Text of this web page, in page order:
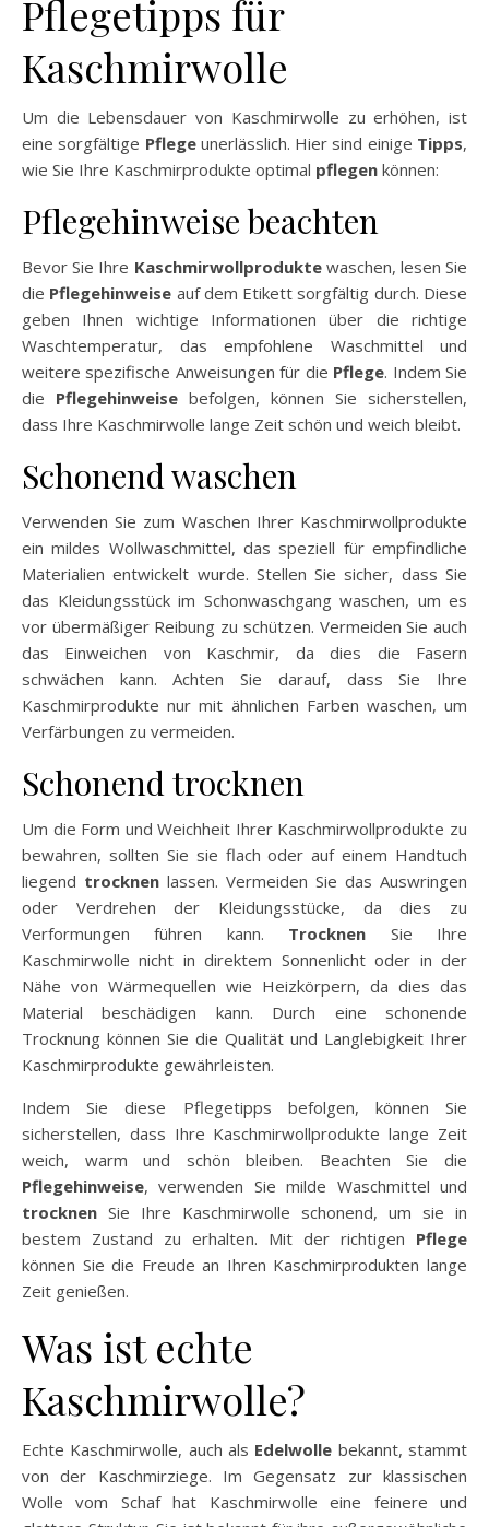
Pflegetipps für
Kaschmirwolle
Um die Lebensdauer von Kaschmirwolle zu erhöhen, ist
eine sorgfältige Pflegeunerlässlich. Hier sind einige Tipps,
wie Sie Ihre Kaschmirprodukte optimal pflegen können:
Pflegehinweise beachten
Bevor Sie Ihre Kaschmirwollproduktewaschen, lesen Sie
die Pflegehinweise auf dem Etikett sorgfältig durch. Diese
geben Ihnen wichtige Informationen über die richtige
Waschtemperatur, das empfohlene Waschmittel und
weitere spezifische Anweisungen für die Pflege. Indem Sie
die Pflegehinweise befolgen, können Sie sicherstellen,
dass Ihre Kaschmirwolle lange Zeit schön und weich bleibt.
Schonend waschen
Verwenden Sie zum Waschen Ihrer Kaschmirwollprodukte
ein mildes Wollwaschmittel, das speziell für empfindliche
Materialien entwickelt wurde. Stellen Sie sicher, dass Sie
das Kleidungsstück im Schonwaschgang waschen, um es
vor übermäßiger Reibung zu schützen. Vermeiden Sie auch
das Einweichen von Kaschmir, da dies die Fasern
schwächen kann. Achten Sie darauf, dass Sie Ihre
Kaschmirprodukte nur mit ähnlichen Farben waschen, um
Verfärbungen zu vermeiden.
Schonend trocknen
Um die Form und Weichheit Ihrer Kaschmirwollprodukte zu
bewahren, sollten Sie sie flach oder auf einem Handtuch
liegend trocknen lassen. Vermeiden Sie das Auswringen
oder Verdrehen der Kleidungsstücke, da dies zu
Verformungen führen kann. Trocknen Sie Ihre
Kaschmirwolle nicht in direktem Sonnenlicht oder in der
Nähe von Wärmequellen wie Heizkörpern, da dies das
Material beschädigen kann. Durch eine schonende
Trocknung können Sie die Qualität und Langlebigkeit Ihrer
Kaschmirprodukte gewährleisten.
Indem Sie diese Pflegetipps befolgen, können Sie
sicherstellen, dass Ihre Kaschmirwollprodukte lange Zeit
weich, warm und schön bleiben. Beachten Sie die
Pflegehinweise, verwenden Sie milde Waschmittel und
trocknen Sie Ihre Kaschmirwolle schonend, um sie in
bestem Zustand zu erhalten. Mit der richtigen Pflege
können Sie die Freude an Ihren Kaschmirprodukten lange
Zeit genießen.
Was ist echte
Kaschmirwolle?
Echte Kaschmirwolle, auch als Edelwolle bekannt, stammt
von der Kaschmirziege. Im Gegensatz zur klassischen
Wolle vom Schaf hat Kaschmirwolle eine feinere und